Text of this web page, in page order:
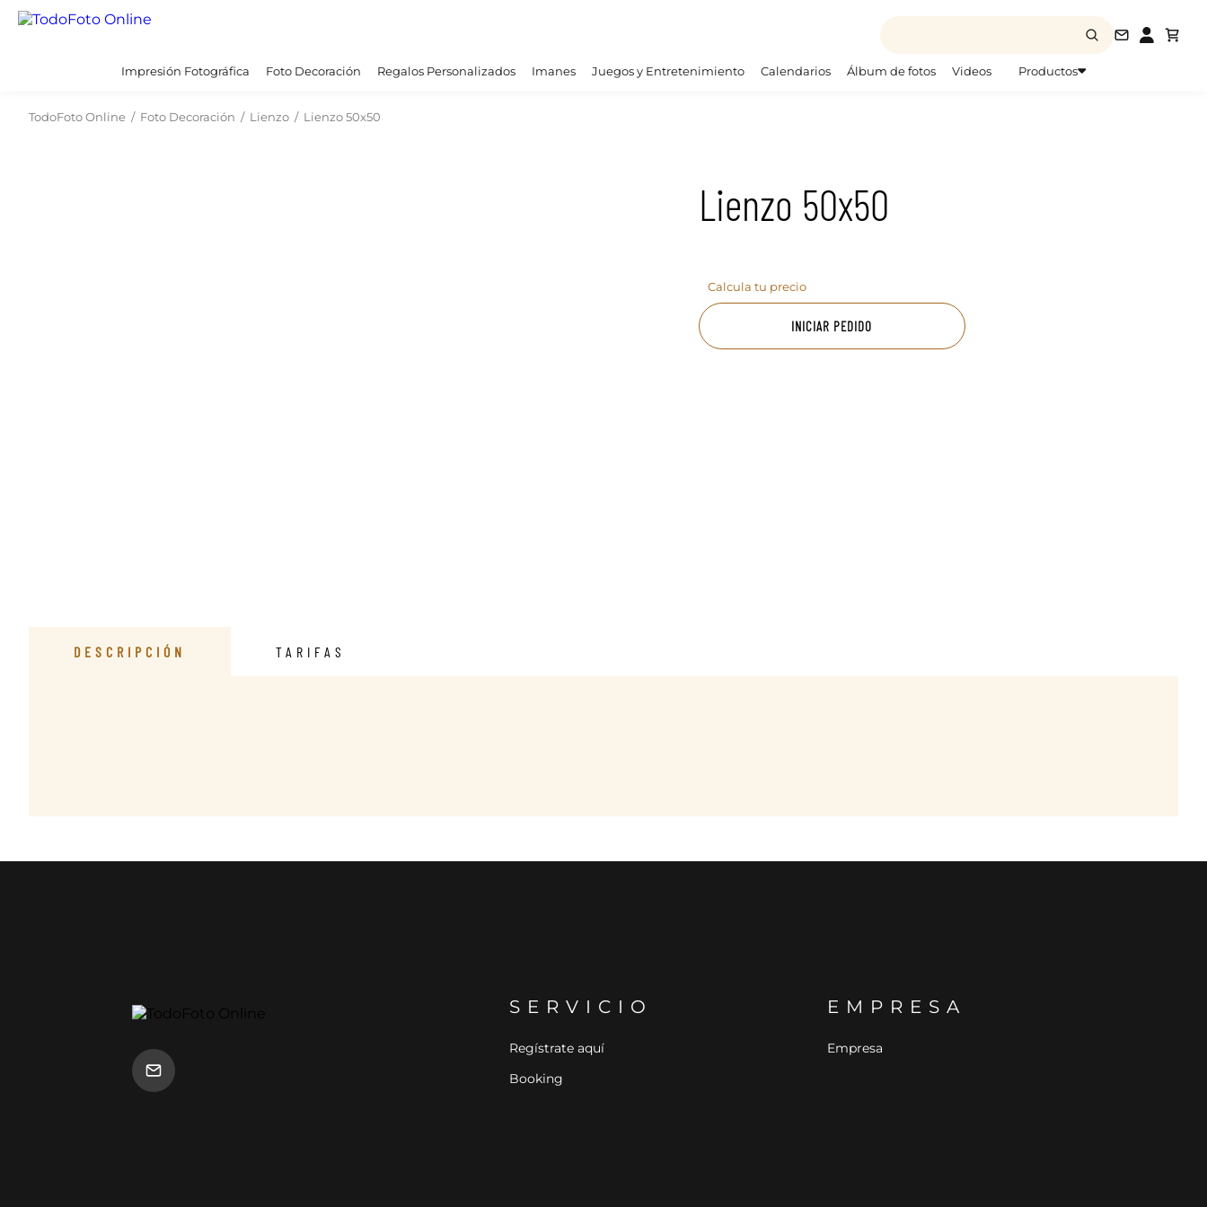
Impresión Fotográfica Foto Decoración Regalos Personalizados Imanes Juegos y Entretenimiento Calendarios Álbum de fotos Videos Productos
TodoFoto Online / Foto Decoración / Lienzo / Lienzo 50x50
Lienzo 50x50
Calcula tu precio
INICIAR PEDIDO
DESCRIPCIÓN TARIFAS
SERVICIO
Regístrate aquí
Booking
EMPRESA
Empresa